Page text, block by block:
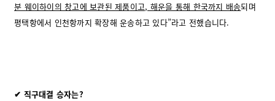
분 웨이하이의 창고에 보관된 제품이고, 해운을 통해 한국까지 배송되며
평택항에서 인천항까지 확장해 운송하고 있다”라고 전했습니다.
✔ 직구대결 승자는?